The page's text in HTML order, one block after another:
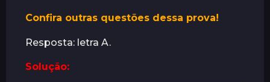
Confira outras questões dessa prova!
Resposta: letra A.
Solução: